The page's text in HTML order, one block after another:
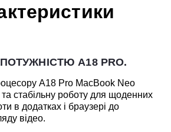
A18 PRO.
A18 Pro MacBook Neo
стабільну роботу для щоденних
в додатках і браузері до
відео.